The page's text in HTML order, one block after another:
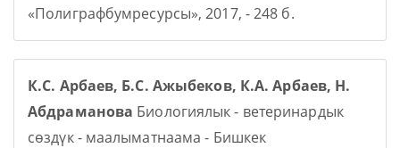
«Полиграфбумресурсы», 2017, - 248 б.
К.С. Арбаев, Б.С. Ажыбеков, К.А. Арбаев, Н.
Абдраманова Биологиялык - ветеринардык
сөздүк - маалыматнаама - Бишкек